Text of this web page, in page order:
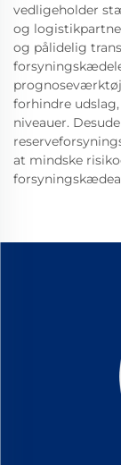
vedligeholder
og
og pålidelig
forhindre
niveauer.
at mindske